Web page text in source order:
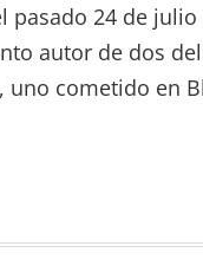
pasado 24 de
autor de dos
cometido en